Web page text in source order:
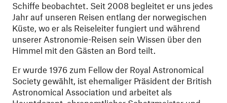
Schiffe beobachtet. Seit 2008 begleitet er uns jedes
Jahr auf unseren Reisen entlang der norwegischen
Küste, wo er als Reiseleiter fungiert und während
unserer Astronomie-Reisen sein Wissen über den
Himmel mit den Gästen an Bord teilt.
Er wurde 1976 zum Fellow der Royal Astronomical
Society gewählt, ist ehemaliger Präsident der British
Astronomical Association und arbeitet als